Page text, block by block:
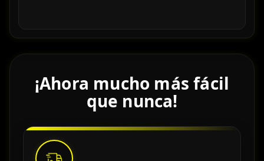
¡Ahora mucho más fácil
que nunca!